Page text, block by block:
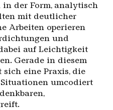
in der Form, analytisch
mit deutlicher
Arbeiten operieren
und
auf Leichtigkeit
Gerade in diesem
eine Praxis, die
umcodiert